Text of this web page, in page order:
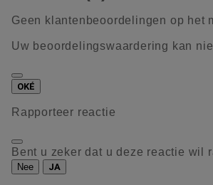
Geen klantenbeoordelingen op het
Uw beoordelingswaardering kan
OKÉ
Rapporteer reactie
Bent u zeker dat u deze reactie wil
Nee JA